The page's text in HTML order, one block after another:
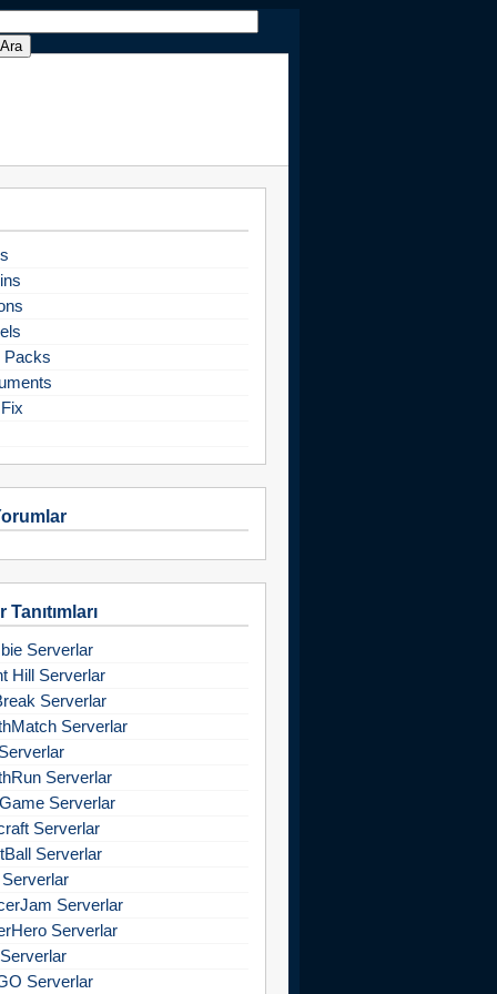
Packs
Tanıtımları
Serverlar
Hill Serverlar
Serverlar
Serverlar
Serverlar
Serverlar
Serverlar
Serverlar
Serverlar
Serverlar
Serverlar